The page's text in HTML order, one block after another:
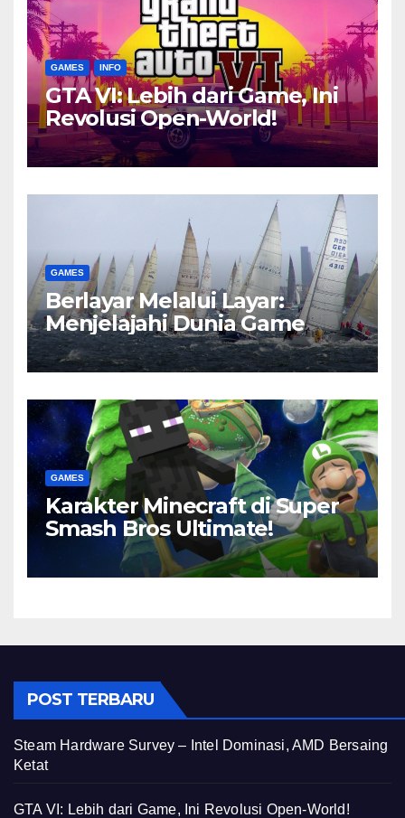
GAMES INFO
GTA VI: Lebih dari Game, Ini
Revolusi Open-World!
GAMES
Berlayar Melalui Layar:
Menjelajahi Dunia Game
GAMES
Karakter Minecraft di Super
Smash Bros Ultimate!
POST TERBARU
Steam Hardware Survey – Intel Dominasi, AMD Bersaing
Ketat
GTA VI: Lebih dari Game, Ini Revolusi Open-World!